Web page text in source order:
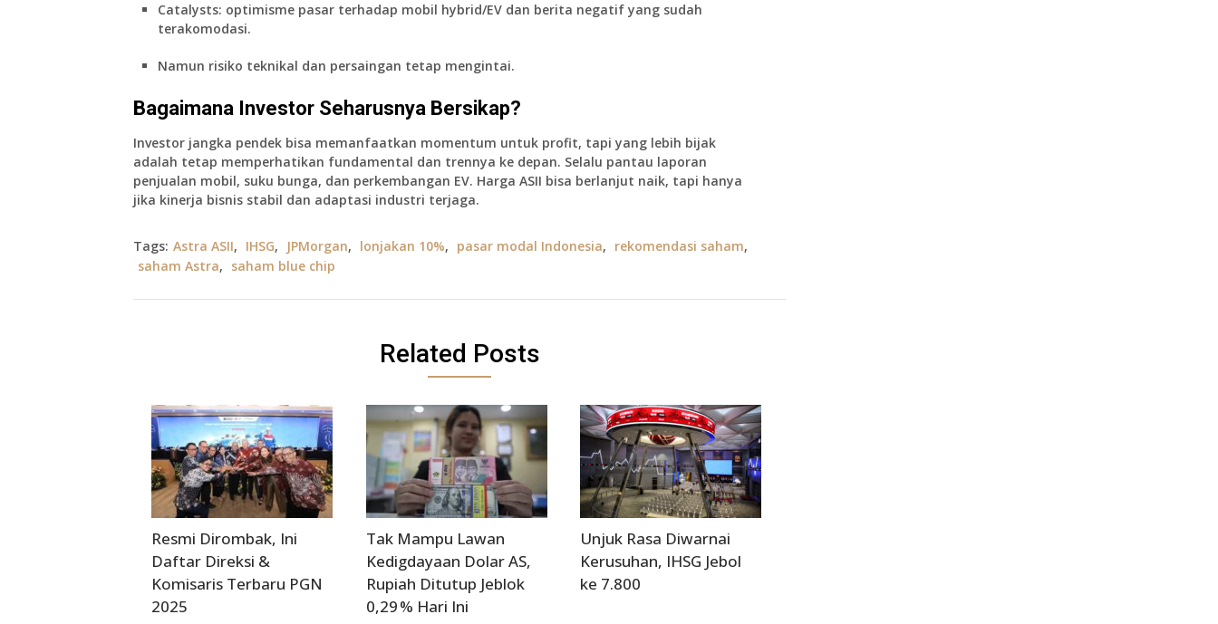
Catalysts: optimisme pasar terhadap mobil hybrid/EV dan berita negatif yang sudah
terakomodasi.
Namun risiko teknikal dan persaingan tetap mengintai.
Bagaimana Investor Seharusnya Bersikap?
Investor jangka pendek bisa memanfaatkan momentum untuk profit, tapi yang lebih bijak
adalah tetap memperhatikan fundamental dan trennya ke depan. Selalu pantau laporan
penjualan mobil, suku bunga, dan perkembangan EV. Harga ASII bisa berlanjut naik, tapi hanya
jika kinerja bisnis stabil dan adaptasi industri terjaga.
Tags: Astra ASII, IHSG, JPMorgan, lonjakan 10%, pasar modal Indonesia, rekomendasi saham,
saham Astra, saham blue chip
Related Posts
Resmi Dirombak, Ini
Daftar Direksi &
Komisaris Terbaru PGN
2025
Tak Mampu Lawan
Kedigdayaan Dolar AS,
Rupiah Ditutup Jeblok
0,29 % Hari Ini
Unjuk Rasa Diwarnai
Kerusuhan, IHSG Jebol
ke 7.800